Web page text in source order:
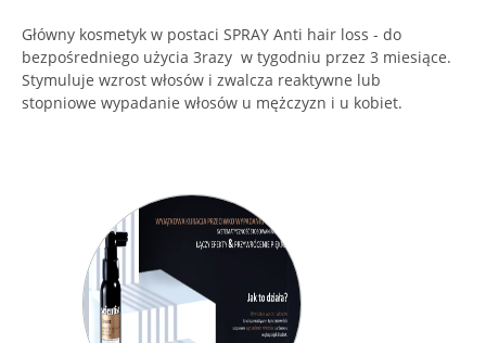
Główny kosmetyk w postaci SPRAY Anti hair loss - do
bezpośredniego użycia 3razy w tygodniu przez 3 miesiące.
Stymuluje wzrost włosów i zwalcza reaktywne lub
stopniowe wypadanie włosów u mężczyzn i u kobiet.